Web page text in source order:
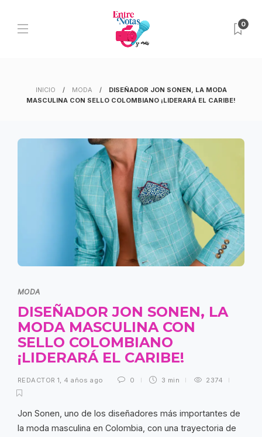
0
INICIO MODA
DISEÑADOR JON SONEN, LA MODA
MASCULINA CON SELLO COLOMBIANO ¡LIDERARÁ EL CARIBE!
MODA
DISEÑADOR JON SONEN, LA
MODA MASCULINA CON
SELLO COLOMBIANO
¡LIDERARÁ EL CARIBE!
REDACTOR 1, 4 años ago 0 3 min 2374
Jon Sonen, uno de los diseñadores más importantes de
la moda masculina en Colombia, con una trayectoria de